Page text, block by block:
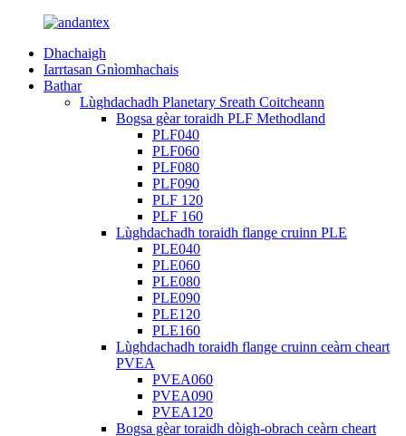
Dhachaigh
Iarrtasan Gnìomhachais
Bathar
Lùghdachadh Planetary Sreath Coitcheann
Bogsa gèar toraidh PLF Methodland
PLF040
PLF060
PLF080
PLF090
PLF 120
PLF 160
Lùghdachadh toraidh flange cruinn PLE
PLE040
PLE060
PLE080
PLE090
PLE120
PLE160
Lùghdachadh toraidh flange cruinn ceàrn cheart
PVEA
PVEA060
PVEA090
PVEA120
Bogsa gèar toraidh dòigh-obrach ceàrn cheart